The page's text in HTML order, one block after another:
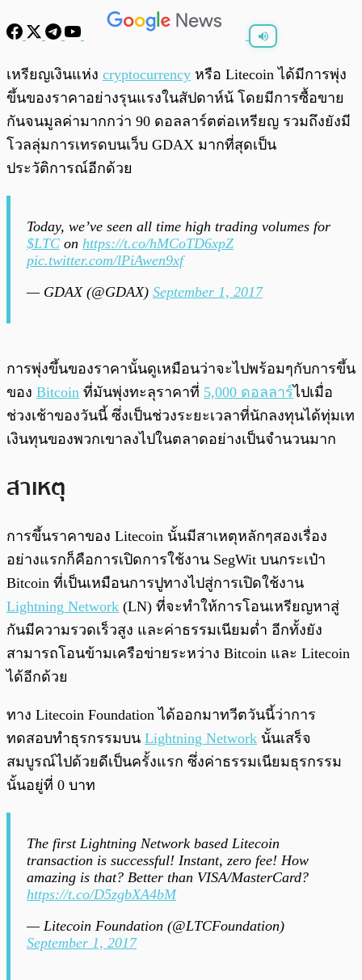
พร้อมเล่น 0:00/
เหรียญเงินแห่ง cryptocurrency หรือ Litecoin ได้มีการพุ่ง
ขึ้นของราคาอย่างรุนแรงในสัปดาห์น้ โดยมีการซื้อขาย
กันจนมูลค่ามากกว่า 90 ดอลลาร์ตต่อเหรียญ รวมถึงยังมี
โวลลุ่มการเทรดบนเว็บ GDAX มากที่สุดเป็น
ประวัติการณ์อีกด้วย
Today, we’ve seen all time high trading volumes for
$LTC on https://t.co/hMCoTD6xpZ
pic.twitter.com/lPiAwen9xf
— GDAX (@GDAX) September 1, 2017
การพุ่งขึ้นของราคานั้นดูเหมือนว่าจะไปพร้อมๆกับการขึ้น
ของ Bitcoin ที่มันพุ่งทะลุราคาที่ 5,000 ดอลลาร์ไปเมื่อ
ช่วงเช้าของวันนี้ ซึ่งเป็นช่วงระยะเวลาที่นักลงทุนได้ทุ่มเท
เงินทุนของพวกเขาลงไปในตลาดอย่างเป็นจำนวนมาก
สาเหตุ
การขึ้นราคาของ Litecoin นั้นมีสาเหตุหลักๆสองเรื่อง
อย่างแรกก็คือการเปิดการใช้งาน SegWit บนกระเป๋า
Bitcoin ที่เป็นเหมือนการปูทางไปสู่การเปิดใช้งาน
Lightning Network (LN) ที่จะทำให้การโอนเหรียญหาสู่
กันมีความรวดเร็วสูง และค่าธรรมเนียมต่ำ อีกทั้งยัง
สามารถโอนข้ามเครือข่ายระหว่าง Bitcoin และ Litecoin
ได้อีกด้วย
ทาง Litecoin Foundation ได้ออกมาทวีตวันนี้ว่าการ
ทดสอบทำธุรกรรมบน Lightning Network นั้นเสร็จ
สมบูรณ์ไปด้วยดีเป็นครั้งแรก ซึ่งค่าธรรมเนียมธุรกรรม
นั้นอยู่ที่ 0 บาท
The first Lightning Network based Litecoin
transaction is successful! Instant, zero fee! How
amazing is that? Better than VISA/MasterCard?
https://t.co/D5zgbXA4bM
— Litecoin Foundation (@LTCFoundation)
September 1, 2017